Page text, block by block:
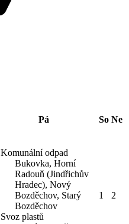
Pá So Ne
Komunální odpad
Bukovka, Horní
Radouň (Jindřichův
Hradec), Nový
Bozděchov, Starý
Bozděchov
Svoz plastů
1 2